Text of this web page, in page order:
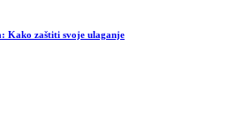
Kako zaštiti svoje ulaganje